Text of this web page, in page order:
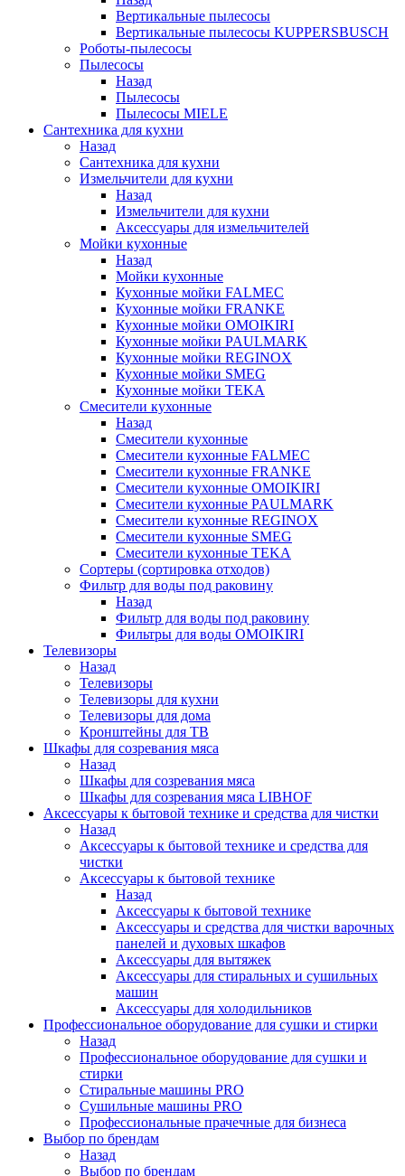
Вертикальные пылесосы
Вертикальные пылесосы KUPPERSBUSCH
Роботы-пылесосы
Пылесосы
Назад
Пылесосы
Пылесосы MIELE
Сантехника для кухни
Назад
Сантехника для кухни
Измельчители для кухни
Назад
Измельчители для кухни
Аксессуары для измельчителей
Мойки кухонные
Назад
Мойки кухонные
Кухонные мойки FALMEC
Кухонные мойки FRANKE
Кухонные мойки OMOIKIRI
Кухонные мойки PAULMARK
Кухонные мойки REGINOX
Кухонные мойки SMEG
Кухонные мойки TEKA
Смесители кухонные
Назад
Смесители кухонные
Смесители кухонные FALMEC
Смесители кухонные FRANKE
Смесители кухонные OMOIKIRI
Смесители кухонные PAULMARK
Смесители кухонные REGINOX
Смесители кухонные SMEG
Смесители кухонные TEKA
Сортеры (сортировка отходов)
Фильтр для воды под раковину
Назад
Фильтр для воды под раковину
Фильтры для воды OMOIKIRI
Телевизоры
Назад
Телевизоры
Телевизоры для кухни
Телевизоры для дома
Кронштейны для ТВ
Шкафы для созревания мяса
Назад
Шкафы для созревания мяса
Шкафы для созревания мяса LIBHOF
Аксессуары к бытовой технике и средства для чистки
Назад
Аксессуары к бытовой технике и средства для
чистки
Аксессуары к бытовой технике
Назад
Аксессуары к бытовой технике
Аксессуары и средства для чистки варочных
панелей и духовых шкафов
Аксессуары для вытяжек
Аксессуары для стиральных и сушильных
машин
Аксессуары для холодильников
Профессиональное оборудование для сушки и стирки
Назад
Профессиональное оборудование для сушки и
стирки
Стиральные машины PRO
Сушильные машины PRO
Профессиональные прачечные для бизнеса
Выбор по брендам
Назад
Выбор по брендам